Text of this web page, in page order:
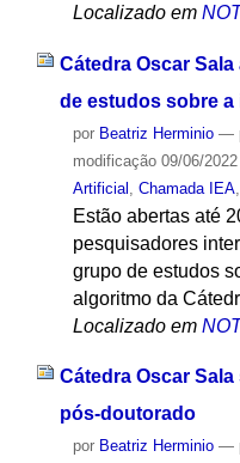
Localizado em
Cátedra Oscar
de estudos sobre
por Beatriz Herminio —
modificação09/06/2022
Artificial Chamada IEA,
Estão abertas até
pesquisadores
grupo de estudos
algoritmo da
Localizado em
Cátedra Oscar
pós-doutorado
por Beatriz Herminio —